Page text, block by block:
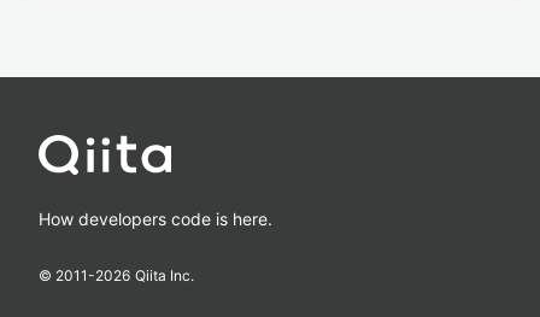
How developers code is here.
© 2011-2026 Qiita Inc.